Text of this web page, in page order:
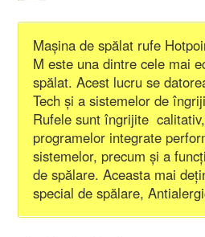
Mașina de spălat rufe
M este una dintre cele mai
spălat. Acest lucru se
Tech și a sistemelor de
Rufele sunt îngrijite
programelor integrate
sistemelor, precum și a
de spălare. Aceasta mai
special de spălare,